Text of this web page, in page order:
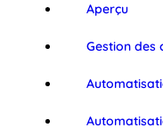
Aperçu
Gestion des